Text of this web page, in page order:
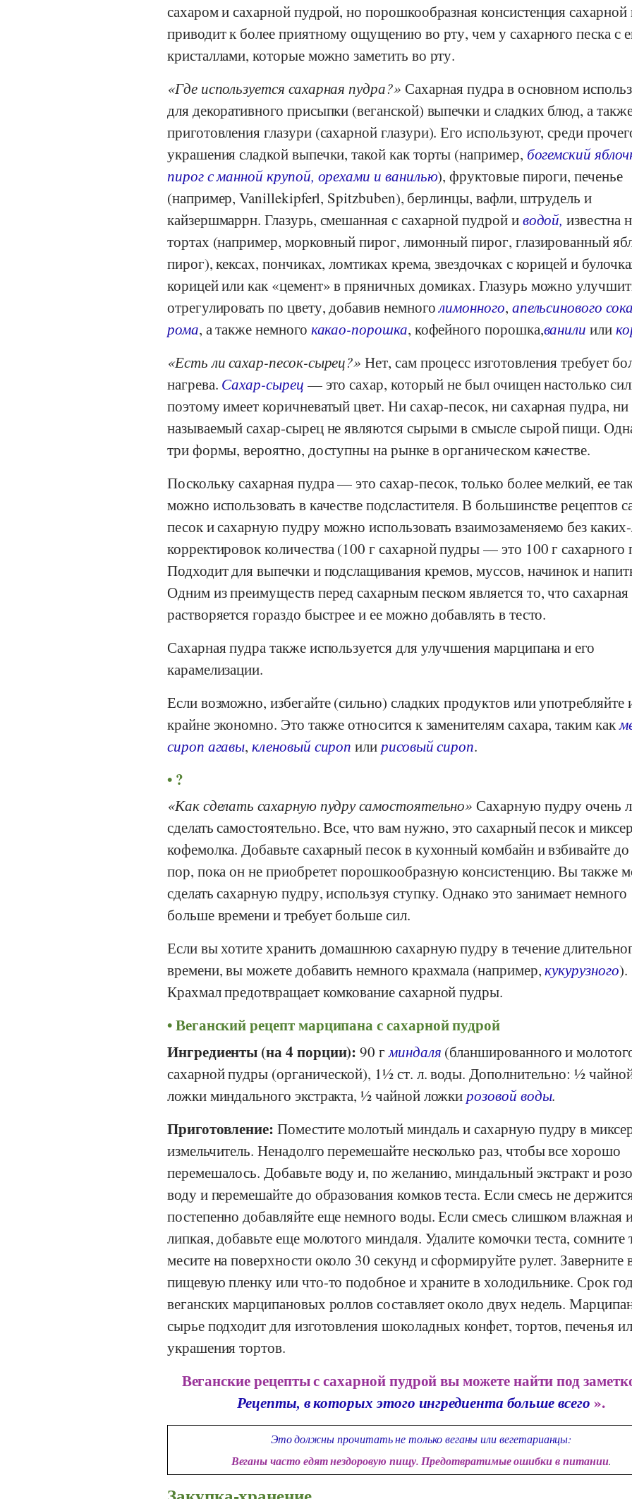
сахаром и сахарной пудрой, но порошкообразная консистенция
приводит к более приятному ощущению во рту, чем у сахарного песка с
кристаллами, которые можно заметить во рту.
Где используется сахарная пудра?
Сахарная пудра в основном
для декоративного присыпки (веганской) выпечки и сладких блюд, а
приготовления глазури (сахарной глазури). Его используют, среди
украшения сладкой выпечки, такой как торты (например, богемский
пирог с манной крупой, орехами и ванилью), фруктовые пироги, печенье
(например, Vanillekipferl, Spitzbuben), берлинцы, вафли, штрудель и
кайзершмаррн. Глазурь, смешанная с сахарной пудрой иводой, известна
тортах (например, морковный пирог, лимонный пирог, глазированный
пирог), кексах, пончиках, ломтиках крема, звездочках с корицей и
корицей или как «цемент» в пряничных домиках. Глазурь можно
отрегулировать по цвету, добавив немноголимонного, апельсинового сока
рома, а также немного какао-порошка, кофейного порошка,ванили или
Есть ли сахар-песок-сырец? Нет, сам процесс изготовления требует
нагрева. Сахар-сырец — это сахар, который не был очищен настолько
поэтому имеет коричневатый цвет. Ни сахар-песок, ни сахарная пудра, ни
называемый сахар-сырец не являются сырыми в смысле сырой пищи.
три формы, вероятно, доступны на рынке в органическом качестве.
Поскольку сахарная пудра — это сахар-песок, только более мелкий, ее
можно использовать в качестве подсластителя. В большинстве рецептов
песок и сахарную пудру можно использовать взаимозаменяемо без
корректировок количества (100 г сахарной пудры — это 100 г сахарного
Подходит для выпечки и подслащивания кремов, муссов, начинок и
Одним из преимуществ перед сахарным песком является то, что
растворяется гораздо быстрее и ее можно добавлять в тесто.
Сахарная пудра также используется для улучшения марципана и его
карамелизации.
Если возможно, избегайте (сильно) сладких продуктов или употребляйте
крайне экономно. Это также относится к заменителям сахара, таким как
сироп агавы,кленовый сироп илирисовый сироп.
?
Как сделать сахарную пудру самостоятельно Сахарную пудру очень
сделать самостоятельно. Все, что вам нужно, это сахарный песок и
кофемолка. Добавьте сахарный песок в кухонный комбайн и взбивайте до
пор, пока он не приобретет порошкообразную консистенцию. Вы также
сделать сахарную пудру, используя ступку. Однако это занимает немного
больше времени и требует больше сил.
Если вы хотите хранить домашнюю сахарную пудру в течение
времени, вы можете добавить немного крахмала (например,кукурузного).
Крахмал предотвращает комкование сахарной пудры.
Веганский рецепт марципана с сахарной пудрой
Ингредиенты (на 4 порции): 90 гминдаля (бланшированного и
сахарной пудры (органической), 1½ ст. л. воды. Дополнительно: ½
ложки миндального экстракта, ½ чайной ложки розовой воды.
Приготовление: Поместите молотый миндаль и сахарную пудру в
измельчитель. Ненадолго перемешайте несколько раз, чтобы все хорошо
перемешалось. Добавьте воду и, по желанию, миндальный экстракт и
воду и перемешайте до образования комков теста. Если смесь не
постепенно добавляйте еще немного воды. Если смесь слишком влажная
липкая, добавьте еще молотого миндаля. Удалите комочки теста, сомните
месите на поверхности около 30 секунд и сформируйте рулет. Заверните
пищевую пленку или что-то подобное и храните в холодильнике. Срок
веганских марципановых роллов составляет около двух недель.
сырье подходит для изготовления шоколадных конфет, тортов, печенья
украшения тортов.
Веганские рецепты с сахарной пудрой вы можете найти под
Рецепты, в которых этого ингредиента больше всего ».
Это должны прочитать не только веганы или вегетарианцы:
Веганы часто едят нездоровую пищу. Предотвратимые ошибки в питании.